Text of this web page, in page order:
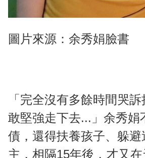
圖片來源：余秀娟臉書
「完全沒有多餘時間哭
敢堅強走下去...」余秀娟
債，還得扶養孩子、躲避
主，相隔15年後，才又